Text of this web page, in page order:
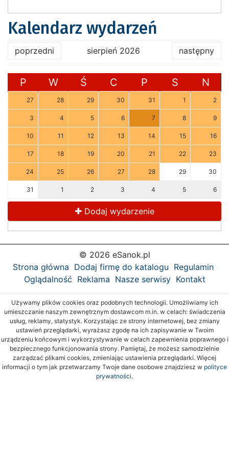
Kalendarz wydarzeń
poprzedni sierpień 2026 następny
P W Ś C P S N
27 28 29 30 31 1 2
3 4 5 6 7 8 9
10 11 12 13 14 15 16
17 18 19 20 21 22 23
24 25 26 27 28 29 30
31 1 2 3 4 5 6
Dodaj wydarzenie
© 2026 eSanok.pl
Strona główna Dodaj firmę do katalogu Regulamin
Oglądalność Reklama Nasze serwisy Kontakt
Używamy plików cookies oraz podobnych technologii. Umożliwiamy ich
umieszczanie naszym zewnętrznym dostawcom m.in. w celach: świadczenia
usług, reklamy, statystyk. Korzystając ze strony internetowej, bez zmiany
ustawień przeglądarki, wyrażasz zgodę na ich zapisywanie w Twoim
urządzeniu końcowym i wykorzystywanie w celach zapewnienia poprawnego i
bezpiecznego funkcjonowania strony. Pamiętaj, że możesz samodzielnie
zarządzać plikami cookies, zmieniając ustawienia przeglądarki. Więcej
informacji o tym jak przetwarzamy Twoje dane osobowe znajdziesz w polityce
prywatności.